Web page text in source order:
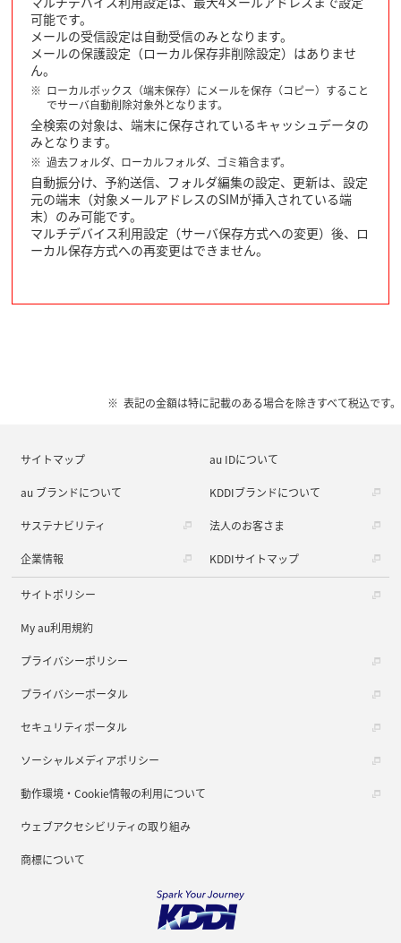
可能です。
メールの受信設定は自動受信のみとなります。
メールの保護設定（ローカル保存非削除設定）はありませ
ん。
ローカルボックス（端末保存）にメールを保存（コピー）すること
でサーバ自動削除対象外となります。
全検索の対象は、端末に保存されているキャッシュデータの
みとなります。
過去フォルダ、ローカルフォルダ、ゴミ箱含まず。
自動振分け、予約送信、フォルダ編集の設定、更新は、設定
元の端末（対象メールアドレスのSIMが挿入されている端
末）のみ可能です。
マルチデバイス利用設定（サーバ保存方式への変更）後、ロ
ーカル保存方式への再変更はできません。
表記の金額は特に記載のある場合を除きすべて税込です。
サイトマップ au IDについて
au ブランドについて KDDIブランドについて
サステナビリティ 法人のお客さま
企業情報 KDDIサイトマップ
サイトポリシー
My au利用規約
プライバシーポリシー
プライバシーポータル
セキュリティポータル
ソーシャルメディアポリシー
動作環境・Cookie情報の利用について
ウェブアクセシビリティの取り組み
商標について